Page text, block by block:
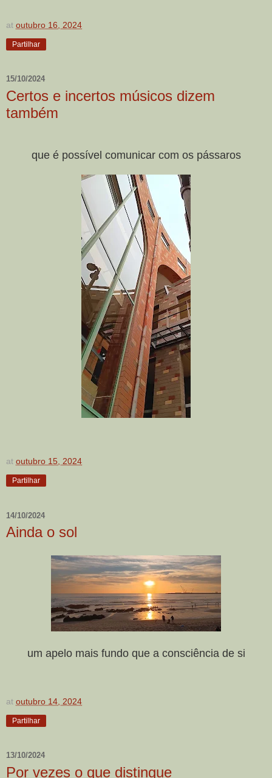
at outubro 16, 2024
Partilhar
15/10/2024
Certos e incertos músicos dizem
também
que é possível comunicar com os pássaros
at outubro 15, 2024
Partilhar
14/10/2024
Ainda o sol
um apelo mais fundo que a consciência de si
at outubro 14, 2024
Partilhar
13/10/2024
Por vezes o que distingue